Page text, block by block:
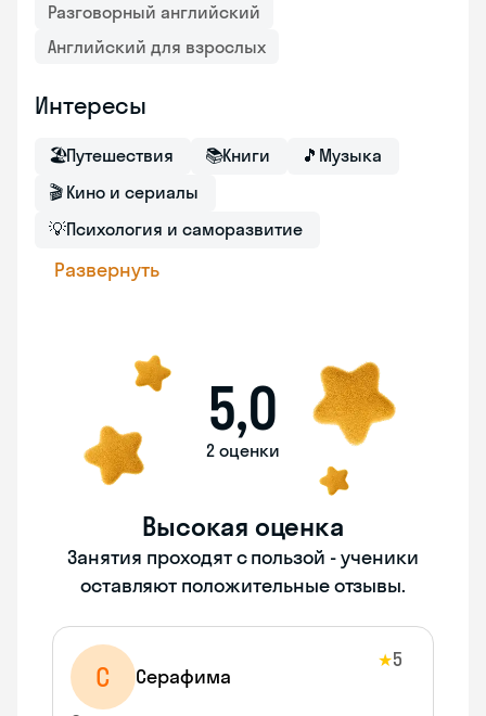
Разговорный английский
Английский для взрослых
Интересы
🏖Путешествия 📚Книги 🎵 Музыка
🎬 Кино и сериалы
💡Психология и саморазвитие
Развернуть
5,0
2 оценки
Высокая оценка
Занятия проходят с пользой - ученики
оставляют положительные отзывы.
С Серафима
★5